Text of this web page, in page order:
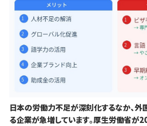
日本の労働力不足が深刻化するなか、
る企業が急増しています。厚生労働省が